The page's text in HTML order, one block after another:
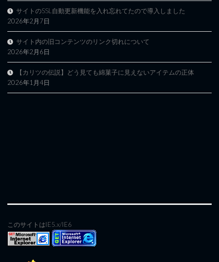
サイトのSSL自動更新機能を入れ忘れてたので導入しました
2026年2月7日
サイト内の旧コンテンツのリンク切れについて
2026年2月6日
【カリツの伝説】どう見ても綿菓子に見えないアイテムの正体
2026年1月4日
このサイトはIE5.x/IE6